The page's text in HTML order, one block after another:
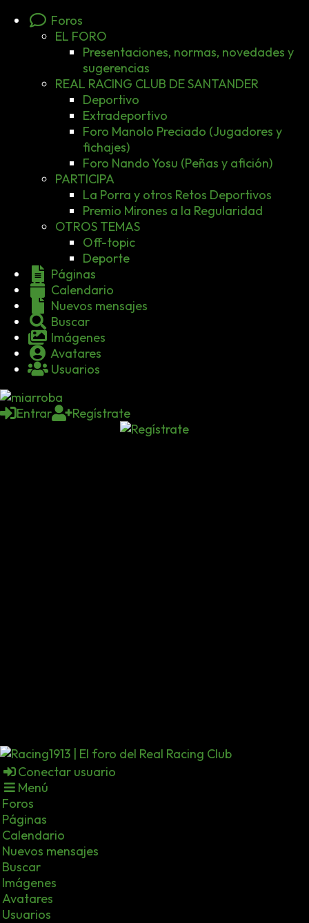
Foros
EL FORO
Presentaciones, normas, novedades y
sugerencias
REAL RACING CLUB DE SANTANDER
Deportivo
Extradeportivo
Foro Manolo Preciado (Jugadores y
fichajes)
Foro Nando Yosu (Peñas y afición)
PARTICIPA
La Porra y otros Retos Deportivos
Premio Mirones a la Regularidad
OTROS TEMAS
Off-topic
Deporte
Páginas
Calendario
Nuevos mensajes
Buscar
Imágenes
Avatares
Usuarios
Entrar Regístrate
Conectar usuario
Menú
Foros
Páginas
Calendario
Nuevos mensajes
Buscar
Imágenes
Avatares
Usuarios